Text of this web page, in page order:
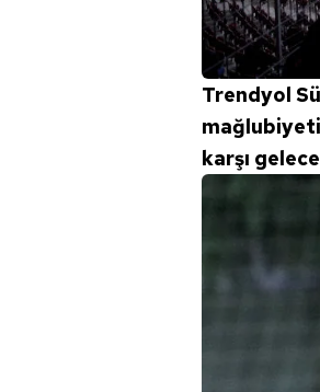
Trendyol
karşı